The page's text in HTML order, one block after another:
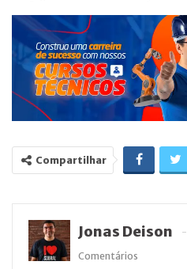
Compartilhar
Jonas Deison
Comentários